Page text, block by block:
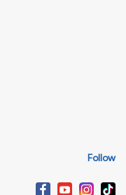
Follow